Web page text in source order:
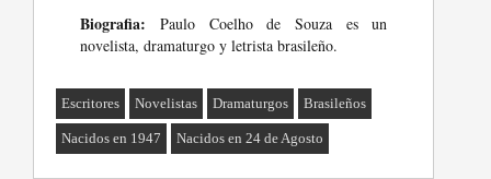
Biografia: Paulo Coelho de Souza es un
novelista, dramaturgo y letrista brasileño.
Escritores Novelistas Dramaturgos Brasileños
Nacidos en 1947 Nacidos en 24 de Agosto